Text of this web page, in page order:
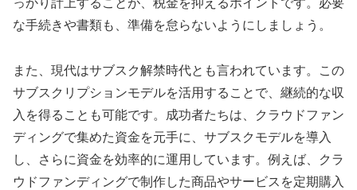
っかり計上することが、税金を抑えるポイントです。必要
な手続きや書類も、準備を怠らないようにしましょう。
また、現代はサブスク解禁時代とも言われています。この
サブスクリプションモデルを活用することで、継続的な収
入を得ることも可能です。成功者たちは、クラウドファン
ディングで集めた資金を元手に、サブスクモデルを導入
し、さらに資金を効率的に運用しています。例えば、クラ
ウドファンディングで制作した商品やサービスを定期購入